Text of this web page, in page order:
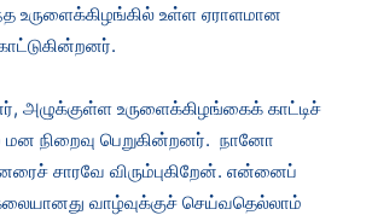
உருளைக்கிழங்கில் உள்ள ஏராளமான
அழுக்குள்ள உருளைக்கிழங்கைக் காட்டிச்
மன நிறைவு பெறுகின்றனர். நானோ
சாரவே விரும்புகிறேன். என்னைப்
வாழ்வுக்குச் செய்வதெல்லாம்